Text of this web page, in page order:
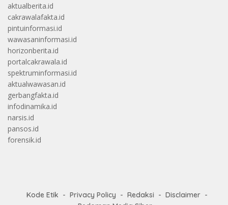
aktualberita.id
cakrawalafakta.id
pintuinformasi.id
wawasaninformasi.id
horizonberita.id
portalcakrawala.id
spektruminformasi.id
aktualwawasan.id
gerbangfakta.id
infodinamika.id
narsis.id
pansos.id
forensik.id
Kode Etik Privacy Policy Redaksi
Disclaimer